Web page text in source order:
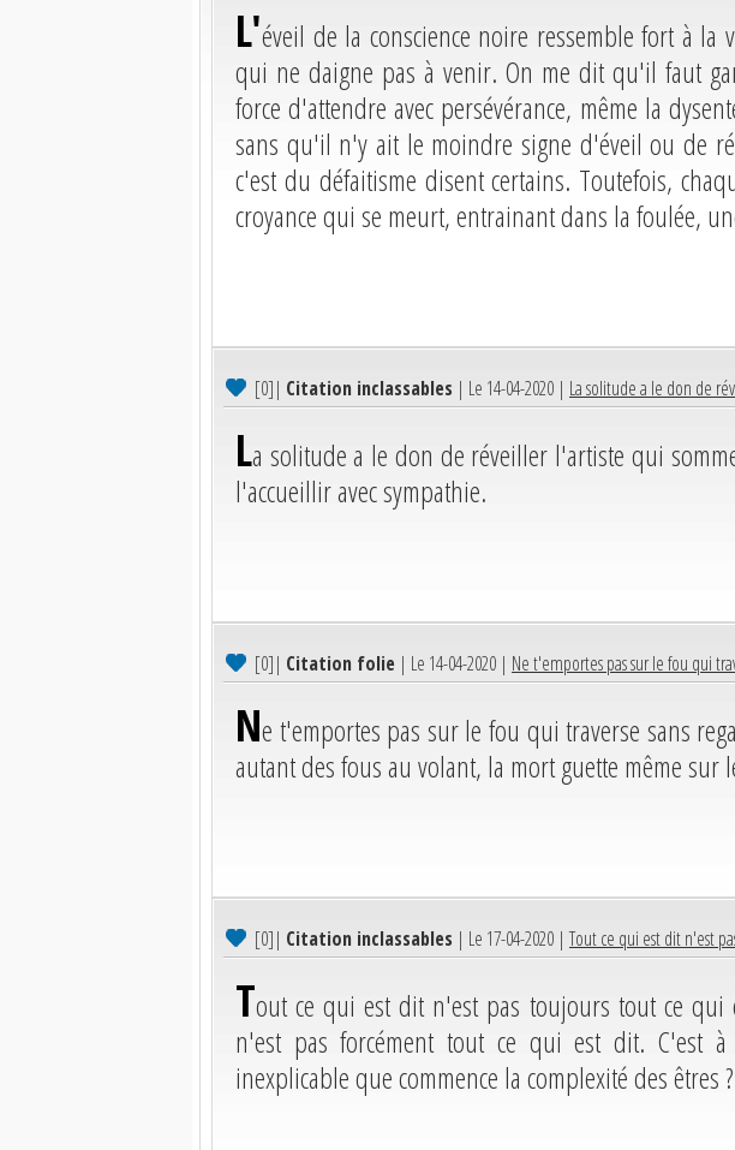
L'éveil de la conscience noire ressemble fort à
qui ne daigne pas à venir. On me dit qu'il faut
force d'attendre avec persévérance, même la
sans qu'il n'y ait le moindre signe d'éveil ou de
c'est du défaitisme disent certains. Toutefois,
croyance qui se meurt, entrainant dans la foulée,
[0]| Citation inclassables | Le 14-04-2020 | La solitude a le don de
La solitude a le don de réveiller l'artiste qui
l'accueillir avec sympathie.
[0]| Citation folie | Le 14-04-2020 | Ne t'emportes pas sur le fou qui
Ne t'emportes pas sur le fou qui traverse sans
autant des fous au volant, la mort guette même sur
[0]| Citation inclassables | Le 17-04-2020 |Tout ce qui est dit n'est
Tout ce qui est dit n'est pas toujours tout ce qui
n'est pas forcément tout ce qui est dit. C'est à
inexplicable que commence la complexité des êtres ?